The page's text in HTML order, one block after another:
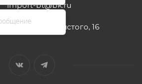
import-bt@bk.ru
ул. Льва Толстого, 16